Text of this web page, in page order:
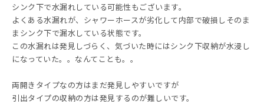
シンク下で水漏れしている可能性もございます。
よくある水漏れが、シャワーホースが劣化して内部で破損しそのま
まシンク下で漏水している状態です。
この水漏れは発見しづらく、気づいた時にはシンク下収納が水浸し
になっていた。。なんてことも。。
両開きタイプなの方はまだ発見しやすいですが
引出タイプの収納の方は発見するのが難しいです。